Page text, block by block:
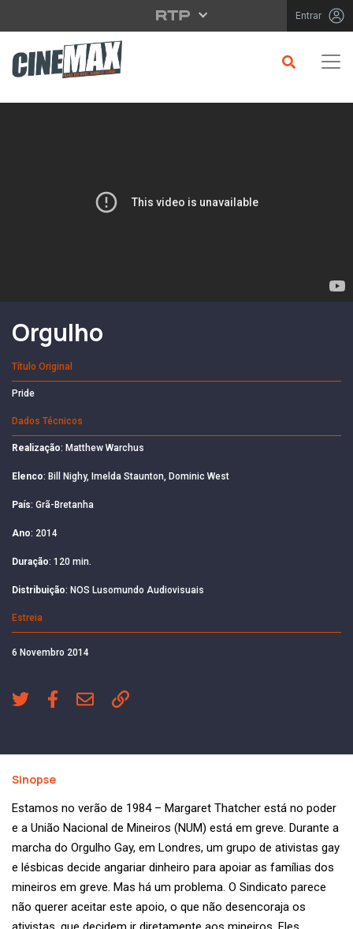
Saltar para o conteúdo principal Entrar
Filme em Cartaz
Orgulho
Título Original
Pride
Dados Técnicos
Realização: Matthew Warchus
Elenco: Bill Nighy, Imelda Staunton, Dominic West
País: Grã-Bretanha
Ano: 2014
Duração: 120 min.
Distribuição: NOS Lusomundo Audiovisuais
Estreia
6 Novembro 2014
Sinopse
Estamos no verão de 1984 – Margaret Thatcher está no poder
e a União Nacional de Mineiros (NUM) está em greve. Durante a
marcha do Orgulho Gay, em Londres, um grupo de ativistas gay
e lésbicas decide angariar dinheiro para apoiar as famílias dos
mineiros em greve. Mas há um problema. O Sindicato parece
não querer aceitar este apoio, o que não desencoraja os